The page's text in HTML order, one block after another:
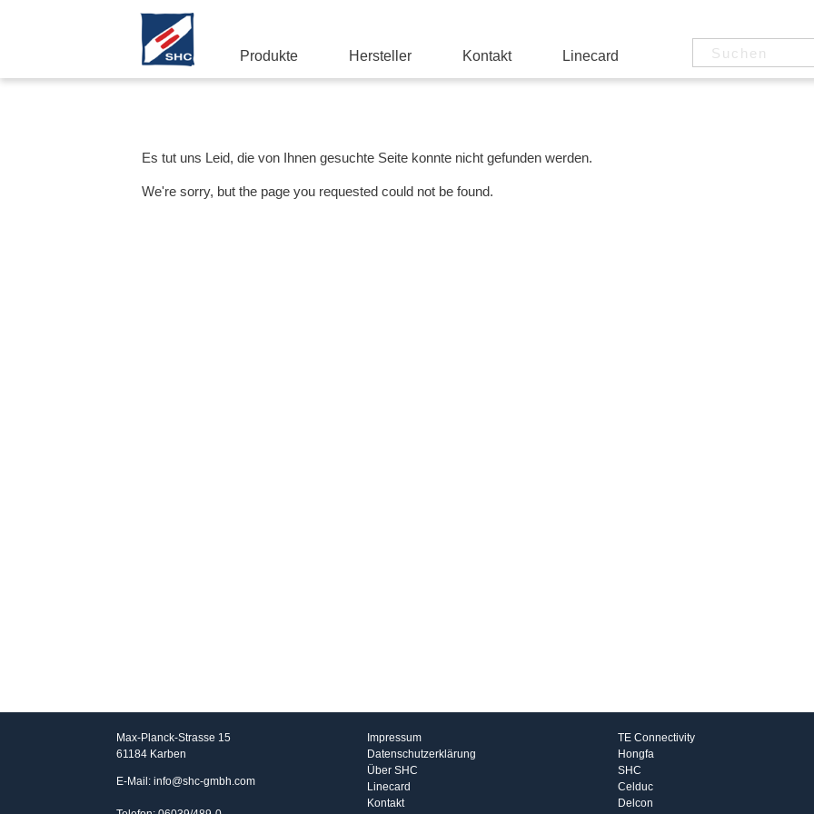
Produkte Hersteller Kontakt Linecard
Es tut uns Leid, die von Ihnen gesuchte Seite konnte nicht gefunden werden.
We're sorry, but the page you requested could not be found.
Max-Planck-Strasse 15
61184 Karben
E-Mail: info@shc-gmbh.com
Impressum
Datenschutzerklärung
Über SHC
Linecard
Kontakt
TE Connectivity
Hongfa
SHC
Celduc
Delcon